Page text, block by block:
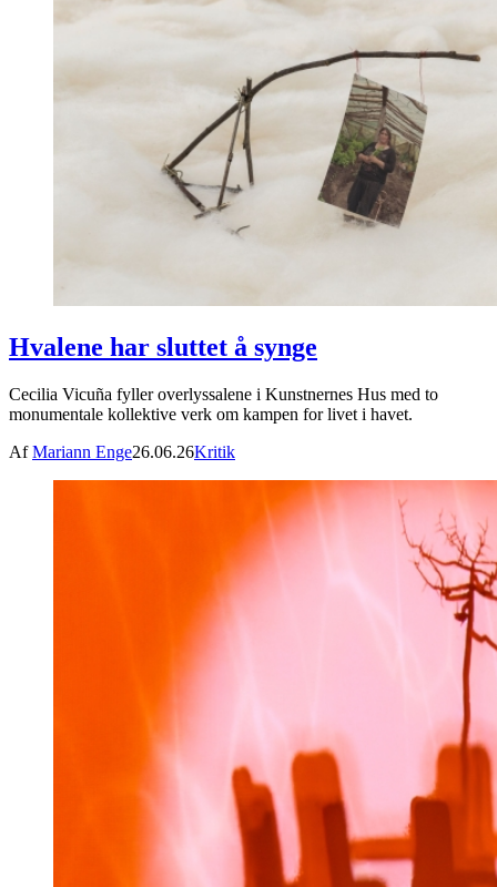
Hvalene har sluttet å synge
Cecilia Vicuña fyller overlyssalene i Kunstnernes Hus med to
monumentale kollektive verk om kampen for livet i havet.
AfMariann Enge26.06.26Kritik